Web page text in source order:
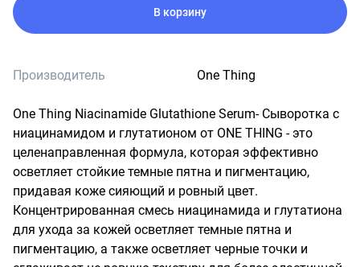
В корзину
Производитель One Thing
One Thing Niacinamide Glutathione Serum- Сыворотка с
ниацинамидом и глутатионом от ONE THING - это
целенаправленная формула, которая эффективно
осветляет стойкие темные пятна и пигментацию,
придавая коже сияющий и ровный цвет.
Концентрированная смесь ниацинамида и глутатиона
для ухода за кожей осветляет темные пятна и
пигментацию, а также осветляет черные точки и